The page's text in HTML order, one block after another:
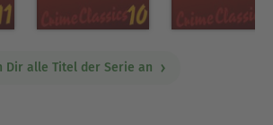
vom Strom" freundlich zugetan.
Polizeiliche
zum Tod eines angeblichen
Dir alle Titel der Serie an